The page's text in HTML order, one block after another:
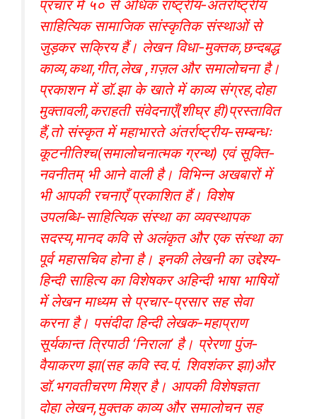
प्रचार में ५० से अधिक राष्ट्रीय-अंतर्राष्ट्रीय
साहित्यिक सामाजिक सांस्कृतिक संस्थाओं से
जुड़कर सक्रिय हैं। लेखन विधा-मुक्तक,छन्दबद्ध
काव्य,कथा,गीत,लेख ,ग़ज़ल और समालोचना है।
प्रकाशन में डॉ.झा के खाते में काव्य संग्रह,दोहा
मुक्तावली,कराहती संवेदनाएँ(शीघ्र ही)प्रस्तावित
हैं,तो संस्कृत में महाभारते अंतर्राष्ट्रीय-सम्बन्धः
कूटनीतिश्च(समालोचनात्मक ग्रन्थ) एवं सूक्ति-
नवनीतम् भी आने वाली है। विभिन्न अखबारों में
भी आपकी रचनाएँ प्रकाशित हैं। विशेष
उपलब्धि-साहित्यिक संस्था का व्यवस्थापक
सदस्य,मानद कवि से अलंकृत और एक संस्था का
पूर्व महासचिव होना है। इनकी लेखनी का उद्देश्य-
हिन्दी साहित्य का विशेषकर अहिन्दी भाषा भाषियों
में लेखन माध्यम से प्रचार-प्रसार सह सेवा
करना है। पसंदीदा हिन्दी लेखक-महाप्राण
सूर्यकान्त त्रिपाठी ‘निराला’ है। प्रेरणा पुंज-
वैयाकरण झा(सह कवि स्व.पं. शिवशंकर झा)और
डॉ.भगवतीचरण मिश्र है। आपकी विशेषज्ञता
दोहा लेखन,मुक्तक काव्य और समालोचन सह